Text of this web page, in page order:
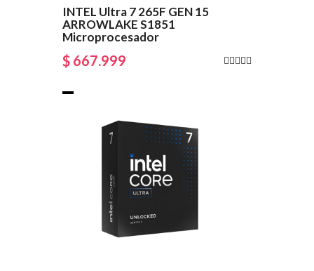
INTEL Ultra 7 265F GEN 15
ARROWLAKE S1851
Microprocesador
$ 667.999